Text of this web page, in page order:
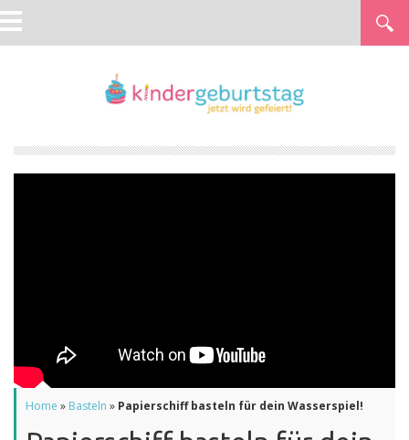
Home » Basteln » Papierschiff basteln für dein Wasserspiel!